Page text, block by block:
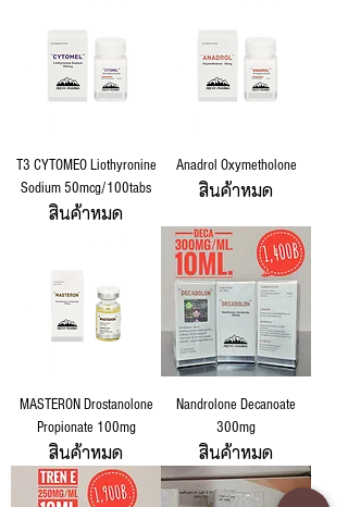
T3 CYTOMEO Liothyronine
Sodium 50mcg/100tabs
สินค้าหมด
Anadrol Oxymetholone
สินค้าหมด
MASTERON Drostanolone
Propionate 100mg
สินค้าหมด
Nandrolone Decanoate
300mg
สินค้าหมด